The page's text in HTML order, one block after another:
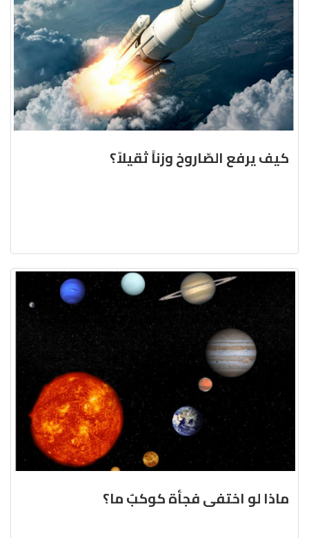
كيف يرفع الصّاروخ وزناً ثقيلاً؟
ماذا لو اختفى فجأة كوكبٌ ما؟